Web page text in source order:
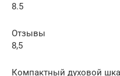
8.5
Отзывы
8,5
Компактный духовой